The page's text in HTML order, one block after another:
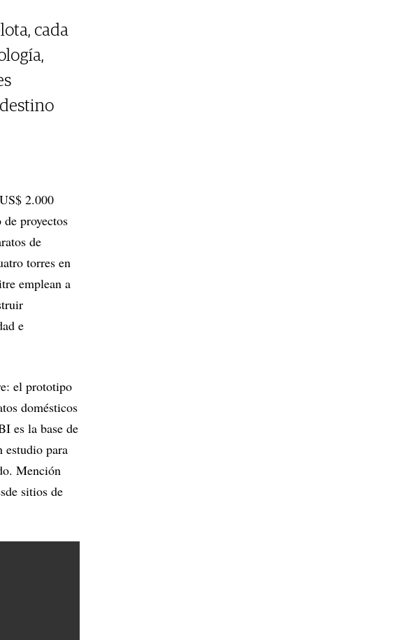
cada
2.000
proyectos
de
torres en
emplean a
e
el prototipo
domésticos
es la base de
estudio para
Mención
sitios de